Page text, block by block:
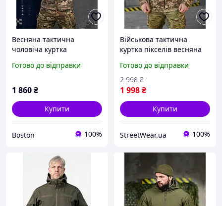
Весняна тактична
чоловіча куртка
тонкому флісі військова
куртка ссу fur try oll
Готово до відправки
1 860₴
Купити
Boston 100%
Військова тактична
куртка пікселів весняна
непромокальна куртка
піксель осіння tdprbl
Готово до відправки
1 998₴
2 998 ₴
Купити
StreetWear.ua 100%